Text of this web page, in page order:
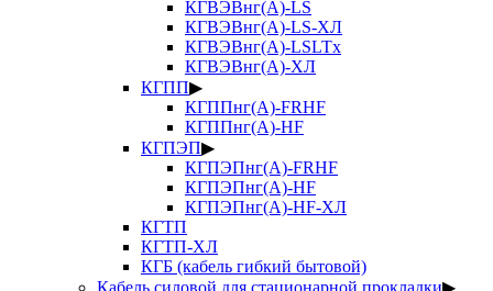
КГВЭВнг(А)-LS
КГВЭВнг(А)-LS-ХЛ
КГВЭВнг(А)-LSLTx
КГВЭВнг(А)-ХЛ
КГПП▶
КГППнг(А)-FRHF
КГППнг(А)-HF
КГПЭП▶
КГПЭПнг(А)-FRHF
КГПЭПнг(А)-HF
КГПЭПнг(А)-HF-ХЛ
КГТП
КГТП-ХЛ
КГБ (кабель гибкий бытовой)